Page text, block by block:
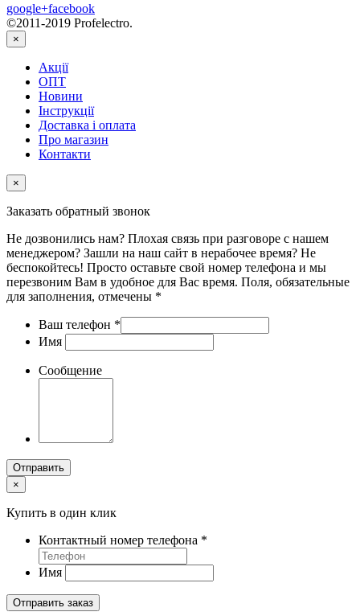
google+facebook
©2011-2019 Profelectro.
×
Акції
ОПТ
Новини
Інструкції
Доставка і оплата
Про магазин
Контакти
×
Заказать обратный звонок
Не дозвонились нам? Плохая связь при разговоре с нашем
менеджером? Зашли на наш сайт в нерабочее время? Не
беспокойтесь! Просто оставьте свой номер телефона и мы
перезвоним Вам в удобное для Вас время. Поля, обязательные
для заполнения, отмечены *
Ваш телефон *
Имя
Сообщение
Отправить
×
Купить в один клик
Контактный номер телефона *
Имя
Отправить заказ